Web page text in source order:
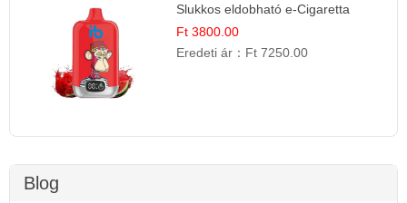
Slukkos eldobható e-Cigaretta
Ft 3800.00
Eredeti ár： Ft 7250.00
Blog